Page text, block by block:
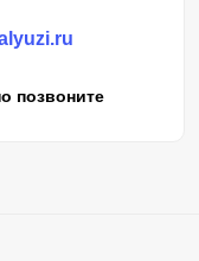
позвоните